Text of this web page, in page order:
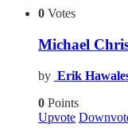
0 Votes
Michael
by Erik
0 Points
Upvote